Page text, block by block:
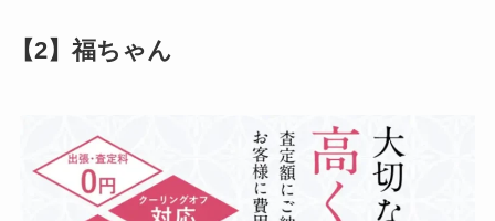
【2】福ちゃん